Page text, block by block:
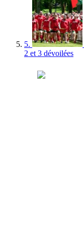
5.
2 et 3 dévoilées